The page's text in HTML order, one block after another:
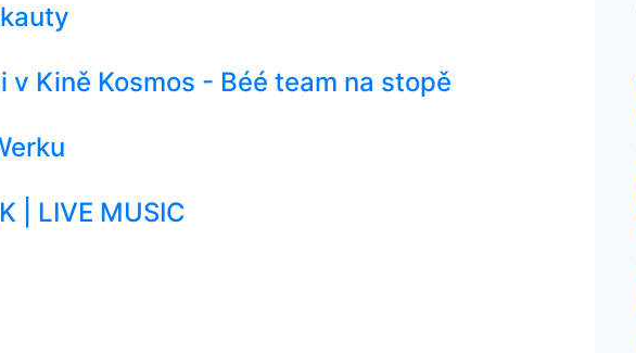
Kině Kosmos - Béé team na stopě
| LIVE MUSIC